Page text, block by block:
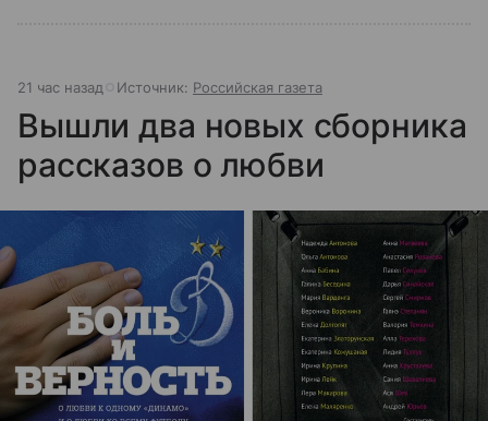
21 час назад Источник: Российская газета
Вышли два новых сборника
рассказов о любви